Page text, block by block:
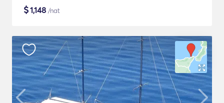
$1,148 /nat